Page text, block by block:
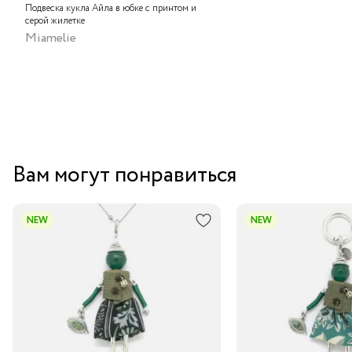
Подвеска кукла Айла в юбке с принтом и
серой жилетке
Miamelie
Вам могут понравиться
NEW NEW